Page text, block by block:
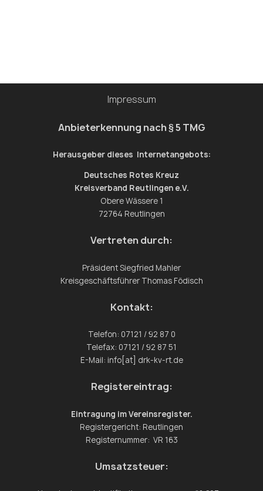
Impressum
Anbieterkennung nach § 5 TMG
Herausgeber dieses Internetangebots:
Deutsches Rotes Kreuz
Kreisverband Reutlingen e.V.
Obere Wässere 1
72764 Reutlingen
Vertreten durch:
Präsident Siegfried Mahler
Kreisgeschäftsführer Thomas Födisch
Kontakt:
Telefon: 07121 / 92 87 0
Telefax: 07121 / 92 87 51
E-Mail: info[at] drk-kv-rt.de
Registereintrag:
Eintragung im Vereinsregister.
Registergericht: Reutlingen
Registernummer: VR 163
Umsatzsteuer: